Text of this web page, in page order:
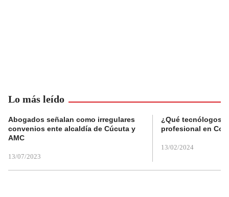
Lo más leído
Abogados señalan como irregulares
convenios ente alcaldía de Cúcuta y
AMC
13/07/2023
¿Qué tecnólogos
profesional en
13/02/2024